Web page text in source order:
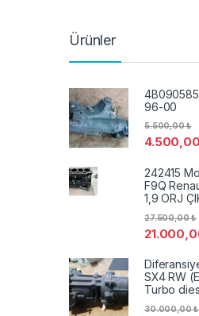
Ürünler
96-00
4.500,00
5.500,00₺
242415
F9Q
1,9 ORJ
27.500,00₺
SX4 RW
Turbo
30.000,00₺